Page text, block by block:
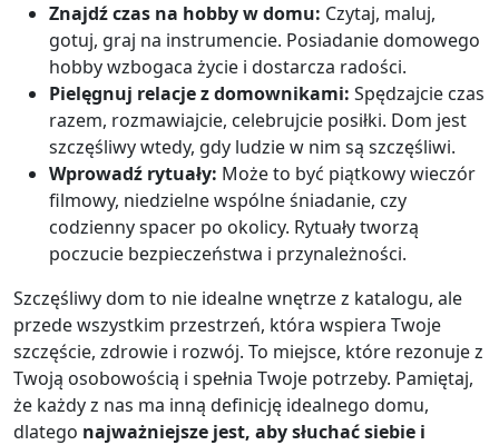
Znajdź czas na hobby w domu: Czytaj, maluj,
gotuj, graj na instrumencie. Posiadanie domowego
hobby wzbogaca życie i dostarcza radości.
Pielęgnuj relacje z domownikami: Spędzajcie czas
razem, rozmawiajcie, celebrujcie posiłki. Dom jest
szczęśliwy wtedy, gdy ludzie w nim są szczęśliwi.
Wprowadź rytuały: Może to być piątkowy wieczór
filmowy, niedzielne wspólne śniadanie, czy
codzienny spacer po okolicy. Rytuały tworzą
poczucie bezpieczeństwa i przynależności.
Szczęśliwy dom to nie idealne wnętrze z katalogu, ale
przede wszystkim przestrzeń, która wspiera Twoje
szczęście, zdrowie i rozwój. To miejsce, które rezonuje z
Twoją osobowością i spełnia Twoje potrzeby. Pamiętaj,
że każdy z nas ma inną definicję idealnego domu,
dlatego najważniejsze jest, aby słuchać siebie i